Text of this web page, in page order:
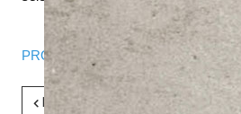
PROGRAM
Pret